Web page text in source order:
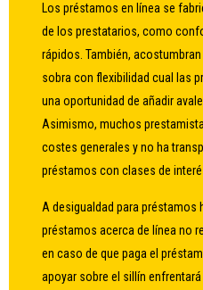
Los préstamos en línea se
de los prestatarios, como
rápidos. También,
sobra con flexibilidad cual las
una oportunidad de añadir
Asimismo, muchos
costes generales y no ha
préstamos con clases de
A desigualdad para préstamos
préstamos acerca de línea no
en caso de que paga el
apoyar sobre el sillí­n